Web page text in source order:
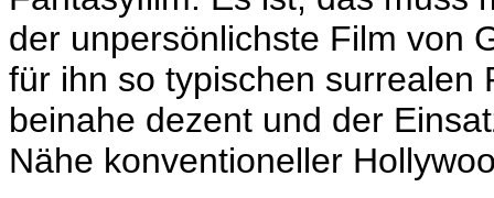
der unpersönlichste Film von
für ihn so typischen surrealen
beinahe dezent und der
Nähe konventioneller